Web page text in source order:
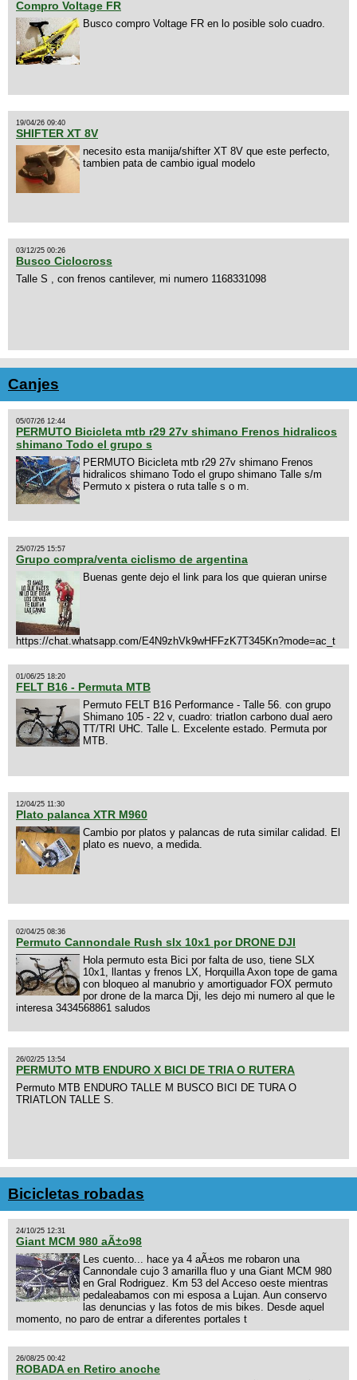
Compro Voltage FR
Busco compro Voltage FR en lo posible solo cuadro.
19/04/26 09:40
SHIFTER XT 8V
necesito esta manija/shifter XT 8V que este perfecto,
tambien pata de cambio igual modelo
03/12/25 00:26
Busco Ciclocross
Talle S , con frenos cantilever, mi numero 1168331098
Canjes
05/07/26 12:44
PERMUTO Bicicleta mtb r29 27v shimano Frenos hidralicos
shimano Todo el grupo s
PERMUTO Bicicleta mtb r29 27v shimano Frenos
hidralicos shimano Todo el grupo shimano Talle s/m
Permuto x pistera o ruta talle s o m.
25/07/25 15:57
Grupo compra/venta ciclismo de argentina
Buenas gente dejo el link para los que quieran unirse
https://chat.whatsapp.com/E4N9zhVk9wHFFzK7T345Kn?mode=ac_t
01/06/25 18:20
FELT B16 - Permuta MTB
Permuto FELT B16 Performance - Talle 56. con grupo
Shimano 105 - 22 v, cuadro: triatlon carbono dual aero
TT/TRI UHC. Talle L. Excelente estado. Permuta por
MTB.
12/04/25 11:30
Plato palanca XTR M960
Cambio por platos y palancas de ruta similar calidad. El
plato es nuevo, a medida.
02/04/25 08:36
Permuto Cannondale Rush slx 10x1 por DRONE DJI
Hola permuto esta Bici por falta de uso, tiene SLX
10x1, llantas y frenos LX, Horquilla Axon tope de gama
con bloqueo al manubrio y amortiguador FOX permuto
por drone de la marca Dji, les dejo mi numero al que le
interesa 3434568861 saludos
26/02/25 13:54
PERMUTO MTB ENDURO X BICI DE TRIA O RUTERA
Permuto MTB ENDURO TALLE M BUSCO BICI DE TURA O
TRIATLON TALLE S.
Bicicletas robadas
24/10/25 12:31
Giant MCM 980 aÃ±o98
Les cuento... hace ya 4 aÃ±os me robaron una
Cannondale cujo 3 amarilla fluo y una Giant MCM 980
en Gral Rodriguez. Km 53 del Acceso oeste mientras
pedaleabamos con mi esposa a Lujan. Aun conservo
las denuncias y las fotos de mis bikes. Desde aquel
momento, no paro de entrar a diferentes portales t
26/08/25 00:42
ROBADA en Retiro anoche